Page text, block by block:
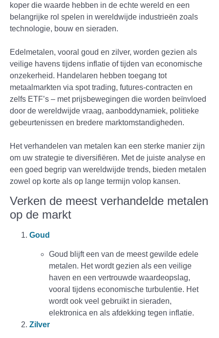
koper die waarde hebben in de echte wereld en een
belangrijke rol spelen in wereldwijde industrieën zoals
technologie, bouw en sieraden.
Edelmetalen, vooral goud en zilver, worden gezien als
veilige havens tijdens inflatie of tijden van economische
onzekerheid. Handelaren hebben toegang tot
metaalmarkten via spot trading, futures-contracten en
zelfs ETF’s – met prijsbewegingen die worden beïnvloed
door de wereldwijde vraag, aanboddynamiek, politieke
gebeurtenissen en bredere marktomstandigheden.
Het verhandelen van metalen kan een sterke manier zijn
om uw strategie te diversifiëren. Met de juiste analyse en
een goed begrip van wereldwijde trends, bieden metalen
zowel op korte als op lange termijn volop kansen.
Verken de meest verhandelde metalen
op de markt
Goud
Goud blijft een van de meest gewilde edele
metalen. Het wordt gezien als een veilige
haven en een vertrouwde waardeopslag,
vooral tijdens economische turbulentie. Het
wordt ook veel gebruikt in sieraden,
elektronica en als afdekking tegen inflatie.
Zilver